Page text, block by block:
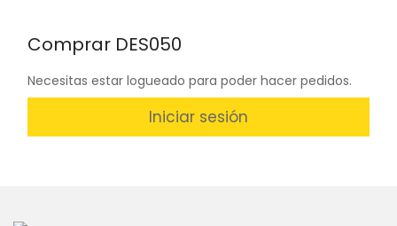
Comprar DES050
Necesitas estar logueado para poder hacer pedidos.
Iniciar sesión